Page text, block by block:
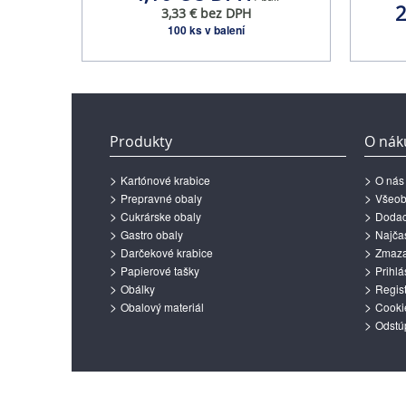
3,33 € bez DPH
100 ks v balení
Produkty
Kartónové krabice
Prepravné obaly
Cukrárske obaly
Gastro obaly
Darčekové krabice
Papierové tašky
Obálky
Obalový materiál
O
O nás